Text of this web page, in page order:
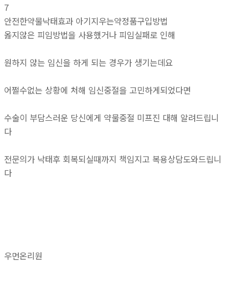
7
안전한약물낙태효과 아기지우는약정품구입방법
옳지않은 피임방법을 사용했거나 피임실패로 인해
원하지 않는 임신을 하게 되는 경우가 생기는데요
어쩔수없는 상황에 처해 임신중절을 고민하게되었다면
수술이 부담스러운 당신에게 약물중절 미프진 대해 알려드립니
다
전문의가 낙태후 회복되실때까지 책임지고 복용상담도와드립니
다
우먼온리원